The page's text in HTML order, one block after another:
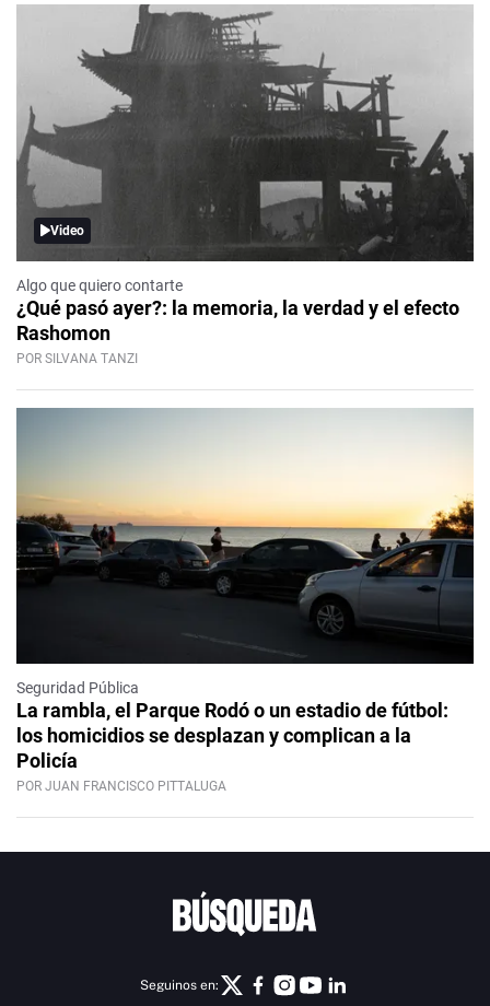
Video
Algo que quiero contarte
¿Qué pasó ayer?: la memoria, la verdad y el efecto
Rashomon
POR SILVANA TANZI
Seguridad Pública
La rambla, el Parque Rodó o un estadio de fútbol:
los homicidios se desplazan y complican a la
Policía
POR JUAN FRANCISCO PITTALUGA
Seguinos en: